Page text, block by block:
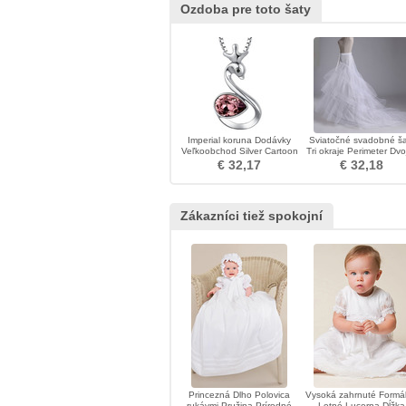
Ozdoba pre toto šaty
Imperial koruna Dodávky
Veľkoobchod Silver Cartoon
ženy náhrdelník
€ 32,17
Sviatočné svadobné
Tri okraje Perimeter
priadza Mermaid
šaty
€ 32,18
Zákazníci tiež spokojní
Princezná Dlho Polovica
Vysoká zahrnuté